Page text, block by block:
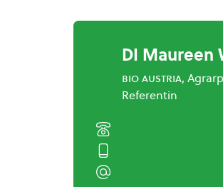
DI Maureen
bio austria,
Referentin